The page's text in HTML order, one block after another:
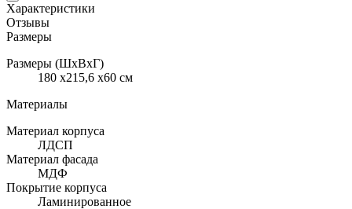
Характеристики
Отзывы
Размеры
Размеры (ШхВхГ)
180 x215,6 x60 см
Материалы
Материал корпуса
ЛДСП
Материал фасада
МДФ
Покрытие корпуса
Ламинированное